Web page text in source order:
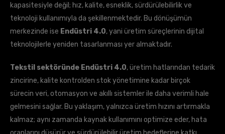
kapasitesiyle değil; hız, kalite, esneklik, sürdürülebilirlik ve
teknoloji kullanımıyla da şekillenmektedir. Bu dönüşümün
merkezinde ise Endüstri 4.0, yani üretim süreçlerinin dijital
teknolojilerle yeniden tasarlanması yer almaktadır.
Tekstil sektöründe Endüstri 4.0, üretim hatlarından tedarik
zincirine, kalite kontrolden stok yönetimine kadar birçok
sürecin veri, otomasyon ve akıllı sistemler ile daha verimli hale
gelmesini sağlar. Bu yaklaşım, yalnızca üretim hızını artırmakla
kalmaz; aynı zamanda kaynak kullanımını optimize eder, hata